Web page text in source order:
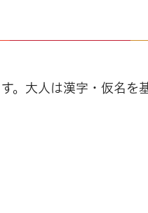
。大人は漢字・仮名を